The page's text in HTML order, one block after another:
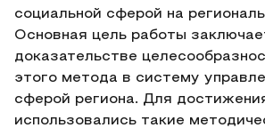
социальной сферой на
Основная цель работы
доказательстве
этого метода в систему
сферой региона. Для
использовались такие